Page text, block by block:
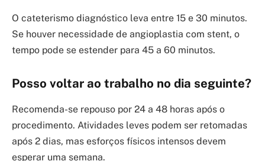
O cateterismo diagnóstico leva entre 15 e 30 minutos.
Se houver necessidade de angioplastia com stent, o
tempo pode se estender para 45 a 60 minutos.
Posso voltar ao trabalho no dia seguinte?
Recomenda-se repouso por 24 a 48 horas após o
procedimento. Atividades leves podem ser retomadas
após 2 dias, mas esforços físicos intensos devem
esperar uma semana.